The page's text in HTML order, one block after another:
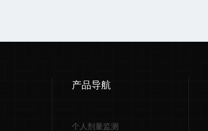
产品导航
个人剂量监测